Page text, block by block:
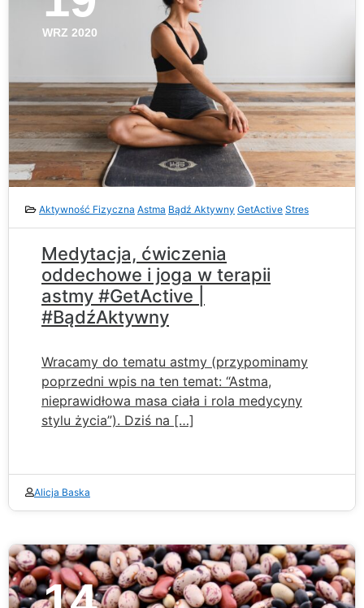
WRZ 2020
Aktywność Fizyczna Astma Bądź Aktywny GetActive Stres
Medytacja, ćwiczenia
oddechowe i joga w terapii
astmy #GetActive |
#BądźAktywny
Wracamy do tematu astmy (przypominamy
poprzedni wpis na ten temat: “Astma,
nieprawidłowa masa ciała i rola medycyny
stylu życia”). Dziś na […]
Alicja Baska